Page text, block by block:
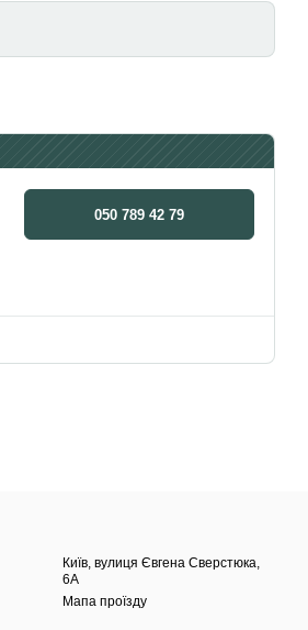
050 789 42 79
Київ, вулиця Євгена Сверстюка,
6А
Мапа проїзду